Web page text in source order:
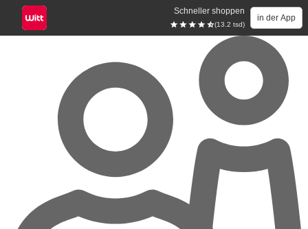
Schneller shoppen
(13.2 tsd)
in der App